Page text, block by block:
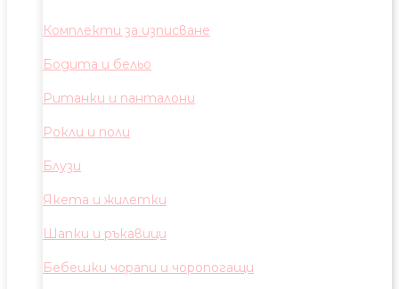
Комплекти за изписване
Бодита и бельо
Ританки и панталони
Рокли и поли
Блузи
Якета и жилетки
Шапки и ръкавици
Бебешки чорапи и чоропогащи